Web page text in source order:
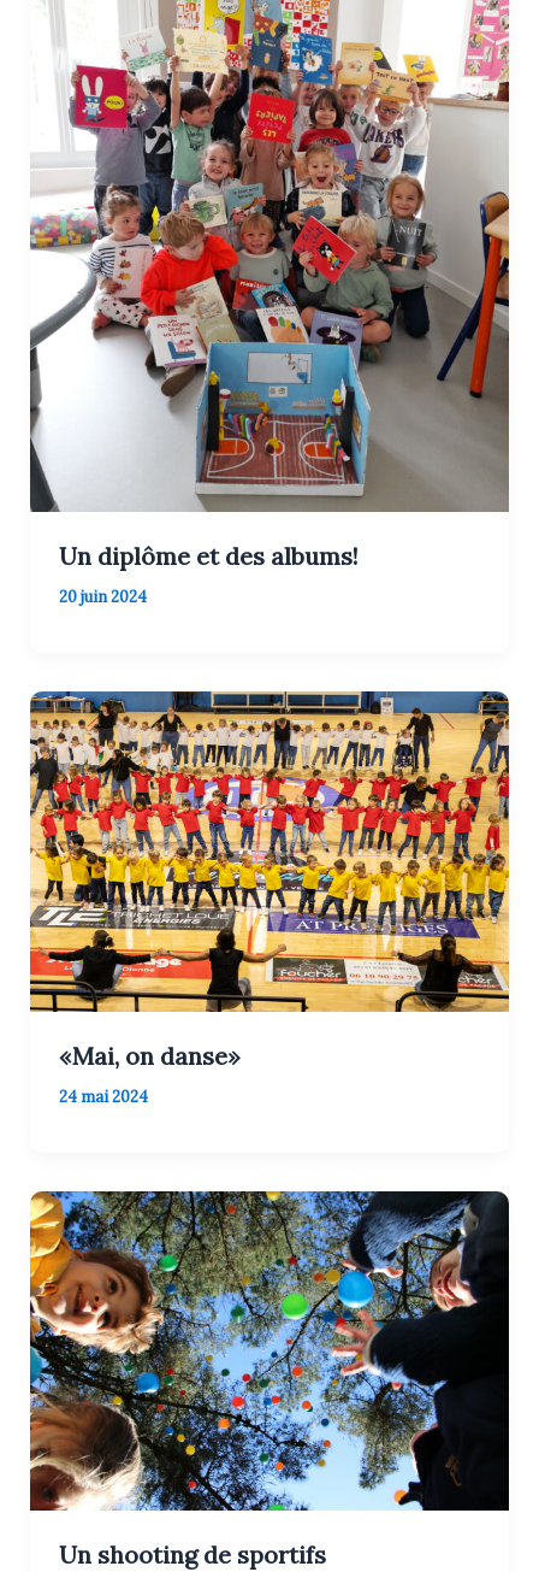
Un diplôme et des albums!
20 juin 2024
«Mai, on danse»
24 mai 2024
Un shooting de sportifs